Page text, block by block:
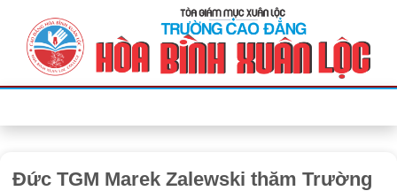
Đức TGM Marek Zalewski thăm Trường